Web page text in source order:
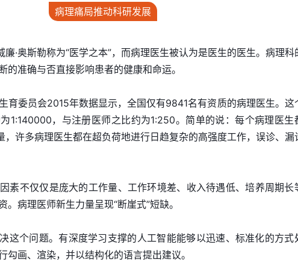
病理痛局推动科研发展
廉·奥斯勒称为“医学之本”，而病理医生被认为是医生的医生。病理科
的准确与否直接影响患者的健康和命运。
育委员会2015年数据显示，全国仅有9841名有资质的病理医生。这
1:140000，与注册医师之比约为1:250。简单的说：每个病理医生
许多病理医生都在超负荷地进行日趋复杂的高强度工作，误诊、漏
素不仅仅是庞大的工作量、工作环境差、收入待遇低、培养周期长
病理医师新生力量呈现“断崖式”短缺。
这个问题。有深度学习支撑的人工智能能够以迅速、标准化的方式
勾画、渲染，并以结构化的语言提出建议。